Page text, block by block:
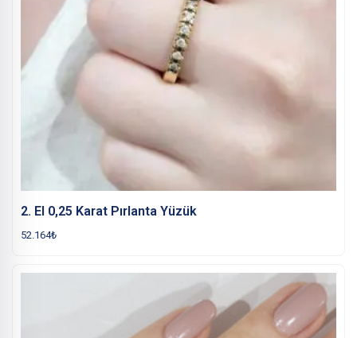
2. El 0,25 Karat Pırlanta Yüzük
52.164₺